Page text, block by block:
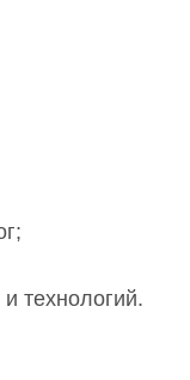
технологий.